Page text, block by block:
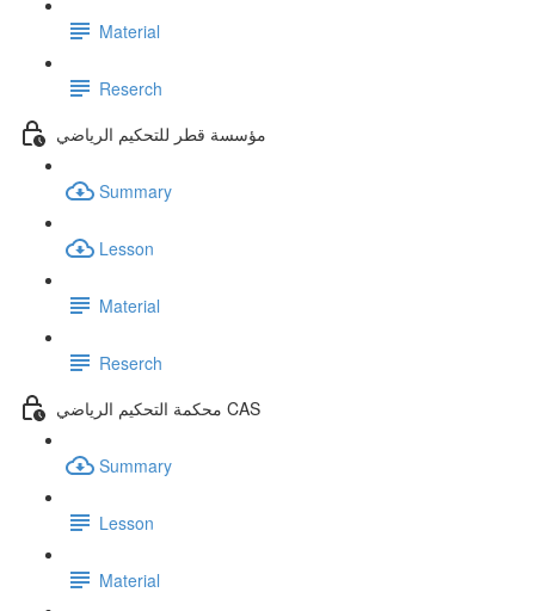
Material
Reserch
مؤسسة قطر للتحكيم الرياضي
Summary
Lesson
Material
Reserch
محكمة التحكيم الرياضي CAS
Summary
Lesson
Material